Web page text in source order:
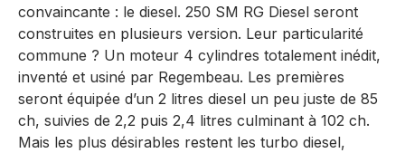
convaincante : le diesel. 250 SM RG Diesel seront
construites en plusieurs version. Leur particularité
commune ? Un moteur 4 cylindres totalement inédit,
inventé et usiné par Regembeau. Les premières
seront équipée d’un 2 litres diesel un peu juste de 85
ch, suivies de 2,2 puis 2,4 litres culminant à 102 ch.
Mais les plus désirables restent les turbo diesel,